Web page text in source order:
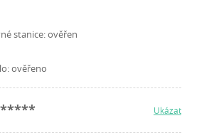
stanice: ověřen
ověřeno
Ukázat